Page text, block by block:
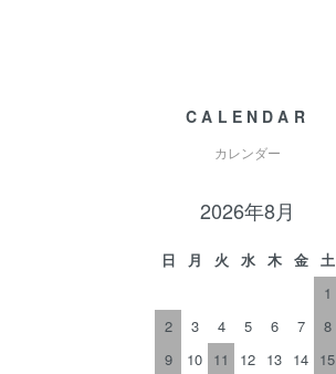
CALENDAR
カレンダー
2026年8月
日 月 火 水 木 金
土
1
2
3 4 5 6 7
8
9
10 11 12 13 14 15